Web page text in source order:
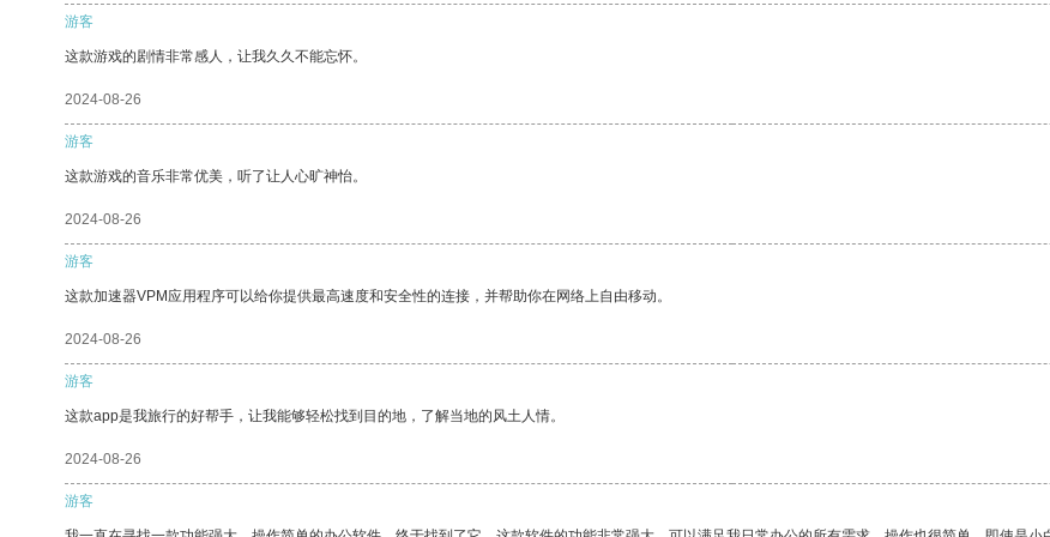
游客
这款游戏的剧情非常感人，让我久久不能忘怀。
2024-08-26
游客
这款游戏的音乐非常优美，听了让人心旷神怡。
2024-08-26
游客
这款加速器VPM应用程序可以给你提供最高速度和安全性的连接，并帮助你在网络上自由移动。
2024-08-26
游客
这款app是我旅行的好帮手，让我能够轻松找到目的地，了解当地的风土人情。
2024-08-26
游客